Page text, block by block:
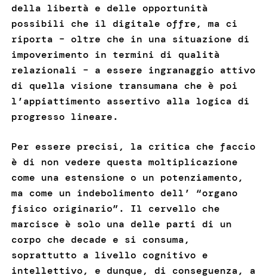
della libertà e delle opportunità
possibili che il digitale offre, ma ci
riporta – oltre che in una situazione di
impoverimento in termini di qualità
relazionali – a essere ingranaggio attivo
di quella visione transumana che è poi
l’appiattimento assertivo alla logica di
progresso lineare.
Per essere precisi, la critica che faccio
è di non vedere questa moltiplicazione
come una estensione o un potenziamento,
ma come un indebolimento dell’ “organo
fisico originario”. Il cervello che
marcisce è solo una delle parti di un
corpo che decade e si consuma,
soprattutto a livello cognitivo e
intellettivo, e dunque, di conseguenza, a